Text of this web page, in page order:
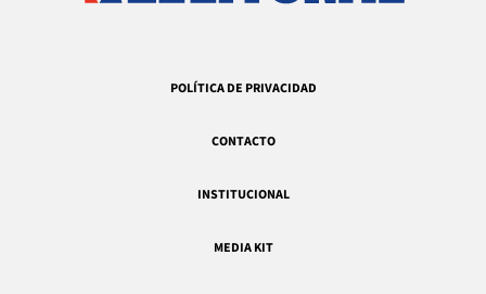
POLÍTICA DE PRIVACIDAD
CONTACTO
INSTITUCIONAL
MEDIA KIT